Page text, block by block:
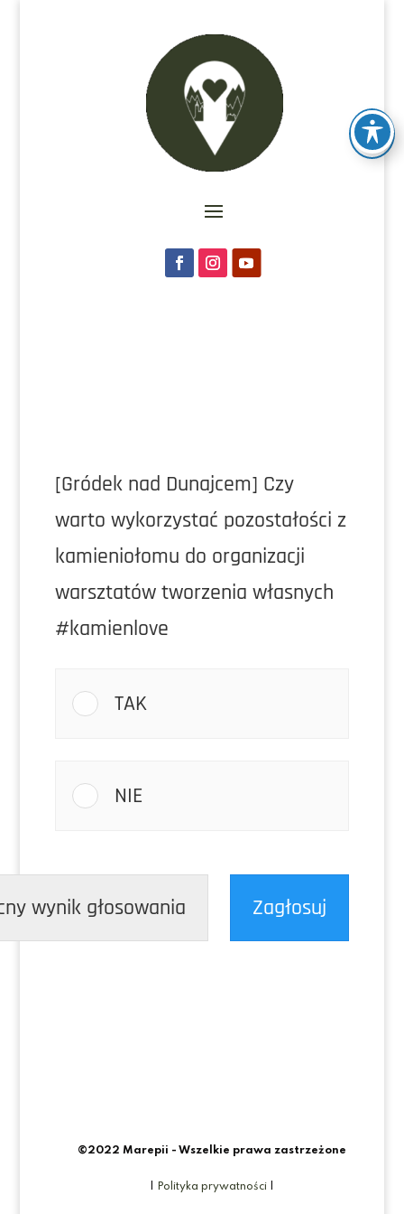
[Gródek nad Dunajcem] Czy
warto wykorzystać pozostałości z
kamieniołomu do organizacji
warsztatów tworzenia własnych
#kamienlove
TAK
NIE
wynik głosowania Zagłosuj
©2022 Marepii - Wszelkie prawa zastrzeżone
Polityka prywatności|